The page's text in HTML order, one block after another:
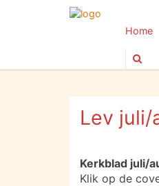
Home
Lev juli/
Kerkblad juli/
Klik op de